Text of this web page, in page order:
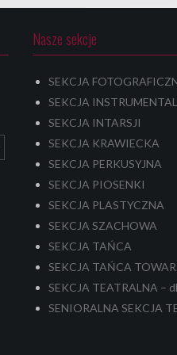
Nasze sekcje
SEKCJA
SEKCJA
SEKCJA INTARSJI
SEKCJA KRAWIECKA
SEKCJA PERKUSYJNA
SEKCJA PIOSENKI
SEKCJA PLASTYCZNA
SEKCJA SZACHOWA
SEKCJA TAŃCA
SEKCJA TAŃCA
SEKCJA TEATRALNA –
SENIORALNA SEKCJA